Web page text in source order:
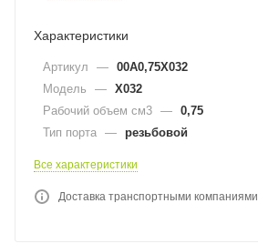
Характеристики
Артикул — 00A0,75X032
Модель
— X032
Рабочий объем см3 — 0,75
Тип порта — резьбовой
Все характеристики
Доставка транспортными компаниями